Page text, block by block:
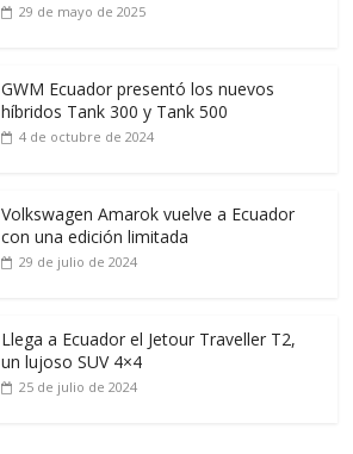
29 de mayo de 2025
GWM Ecuador presentó los nuevos
híbridos Tank 300 y Tank 500
4 de octubre de 2024
Volkswagen Amarok vuelve a Ecuador
con una edición limitada
29 de julio de 2024
Llega a Ecuador el Jetour Traveller T2,
un lujoso SUV 4×4
25 de julio de 2024